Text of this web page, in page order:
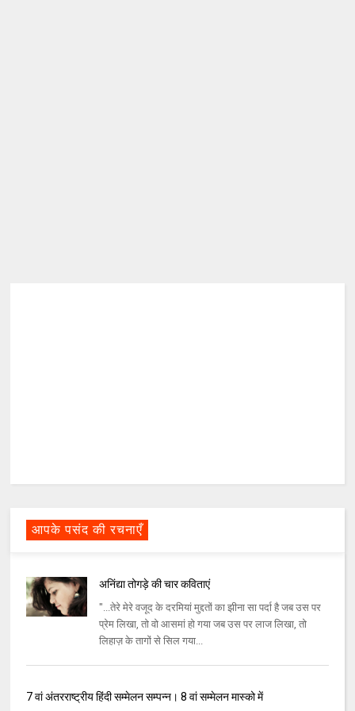
आपके पसंद की रचनाएँ
अनिंद्या तोगड़े की चार कविताएं
"...तेरे मेरे वजूद के दरमियां मुद्दतों का झीना सा पर्दा है जब उस पर
प्रेम लिखा, तो वो आसमां हो गया जब उस पर लाज लिखा, तो
लिहाज़ के तागों से सिल गया...
7 वां अंतरराष्ट्रीय हिंदी सम्मेलन सम्पन्न। 8 वां सम्मेलन मास्को में